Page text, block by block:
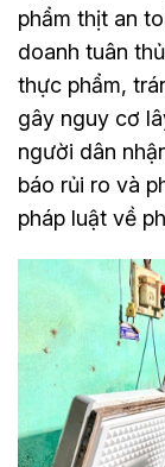
phẩm thịt an
doanh tuân
thực phẩm,
gây nguy cơ
người dân
báo rủi ro và
pháp luật về